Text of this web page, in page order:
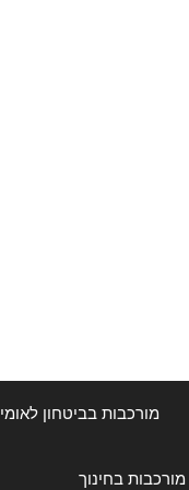
מורכבות בביטחון לאומי
מורכבות בחינוך